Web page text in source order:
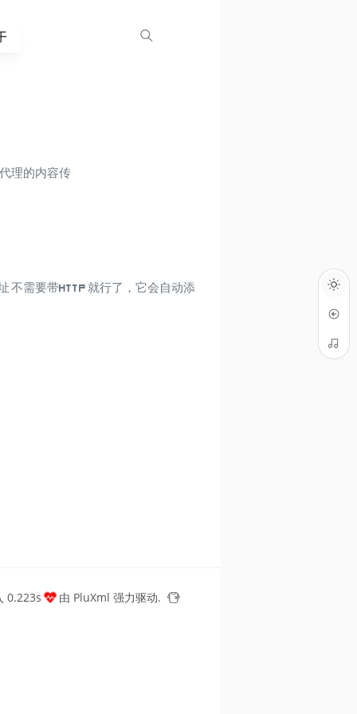
理的内容传
不需要带http 就行了，它会自动添
0.223s 由 PluXml 强力驱动.